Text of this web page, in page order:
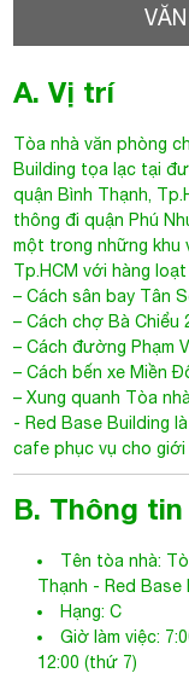
A. Vị trí
Tòa nhà văn phòng
Building tọa lạc tại
quận Bình Thạnh,
thông đi quận Phú
một trong những
Tp.HCM với hàng
– Cách sân bay Tân
– Cách chợ Bà Chiểu
– Cách đường Phạm
– Cách bến xe Miền
– Xung quanh Tòa
- Red Base Building
cafe phục vụ cho
B. Thông
Tên tòa nhà:
Thạnh - Red Base
Hạng: C
Giờ làm việc:
12:00 (thứ 7)